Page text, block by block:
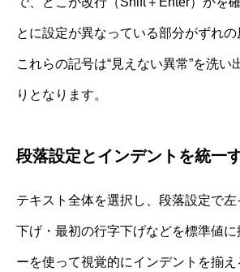
とに設定が異なっている部分がずれの
これらの記号は“見えない異常”を洗い
りとなります。
段落設定とインデントを統一
テキスト全体を選択し、段落設定で
下げ・最初の行字下げなどを標準値
ーを使って視覚的にインデントを揃